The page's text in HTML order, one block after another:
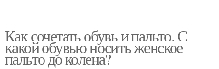
Как сочетать обувь и пальто. С
какой обувью носить женское
пальто до колена?